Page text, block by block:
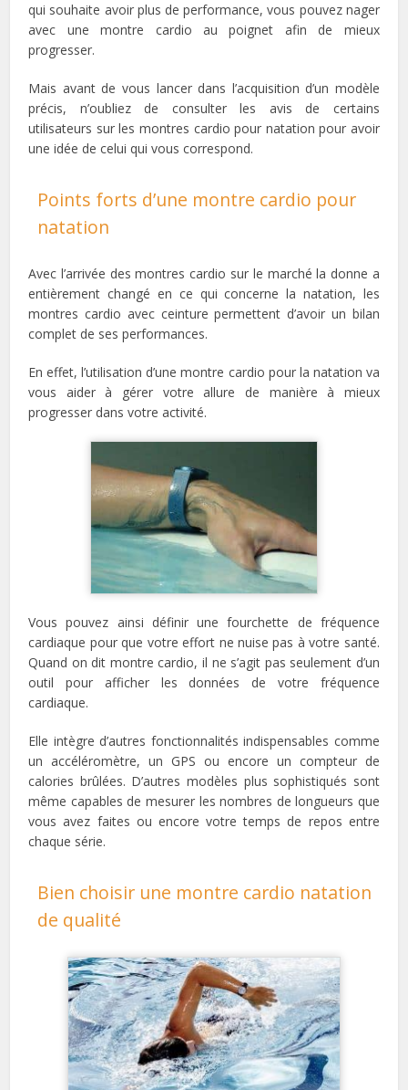
qui souhaite avoir plus de performance, vous pouvez nager
avec une montre cardio au poignet afin de mieux
progresser.
Mais avant de vous lancer dans l’acquisition d’un modèle
précis, n’oubliez de consulter les avis de certains
utilisateurs sur les montres cardio pour natation pour avoir
une idée de celui qui vous correspond.
Points forts d’une montre cardio pour
natation
Avec l’arrivée des montres cardio sur le marché la donne a
entièrement changé en ce qui concerne la natation, les
montres cardio avec ceinture permettent d’avoir un bilan
complet de ses performances.
En effet, l’utilisation d’une montre cardio pour la natation va
vous aider à gérer votre allure de manière à mieux
progresser dans votre activité.
Vous pouvez ainsi définir une fourchette de fréquence
cardiaque pour que votre effort ne nuise pas à votre santé.
Quand on dit montre cardio, il ne s’agit pas seulement d’un
outil pour afficher les données de votre fréquence
cardiaque.
Elle intègre d’autres fonctionnalités indispensables comme
un accéléromètre, un GPS ou encore un compteur de
calories brûlées. D’autres modèles plus sophistiqués sont
même capables de mesurer les nombres de longueurs que
vous avez faites ou encore votre temps de repos entre
chaque série.
Bien choisir une montre cardio natation
de qualité